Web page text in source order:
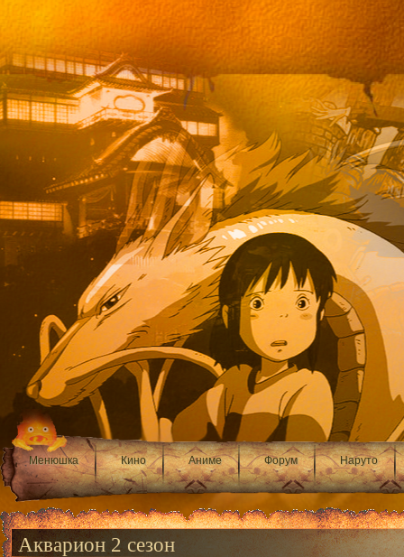
Менюшка Кино Аниме Форум Наруто
Акварион 2 сезон